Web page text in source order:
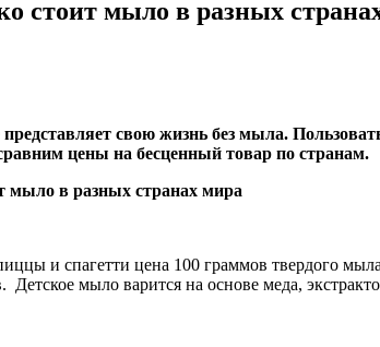
стоит мыло в разных
представляет свою жизнь без мыла.
цены на бесценный товар по странам.
и спагетти цена 100 граммов твердого
Детское мыло варится на основе меда,